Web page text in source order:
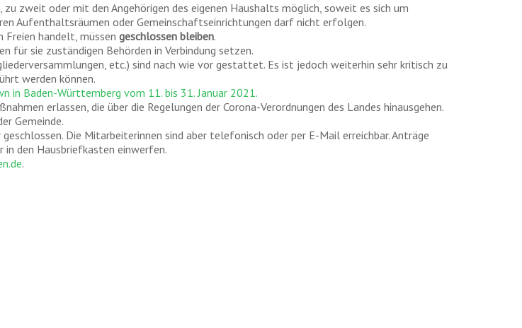
zu zweit oder mit den Angehörigen des eigenen Haushalts möglich, soweit es sich um
Aufenthaltsräumen oder Gemeinschaftseinrichtungen darf nicht erfolgen.
handelt, müssen geschlossen bleiben.
für sie zuständigen Behörden in Verbindung setzen.
etc.) sind nach wie vor gestattet. Es ist jedoch weiterhin sehr kritisch zu
werden können.
in Baden-Württemberg vom 11. bis 31. Januar 2021.
erlassen, die über die Regelungen der Corona-Verordnungen des Landes hinausgehen.
Gemeinde.
Die Mitarbeiterinnen sind aber telefonisch oder per E-Mail erreichbar. Anträge
in den Hausbriefkasten einwerfen.
.